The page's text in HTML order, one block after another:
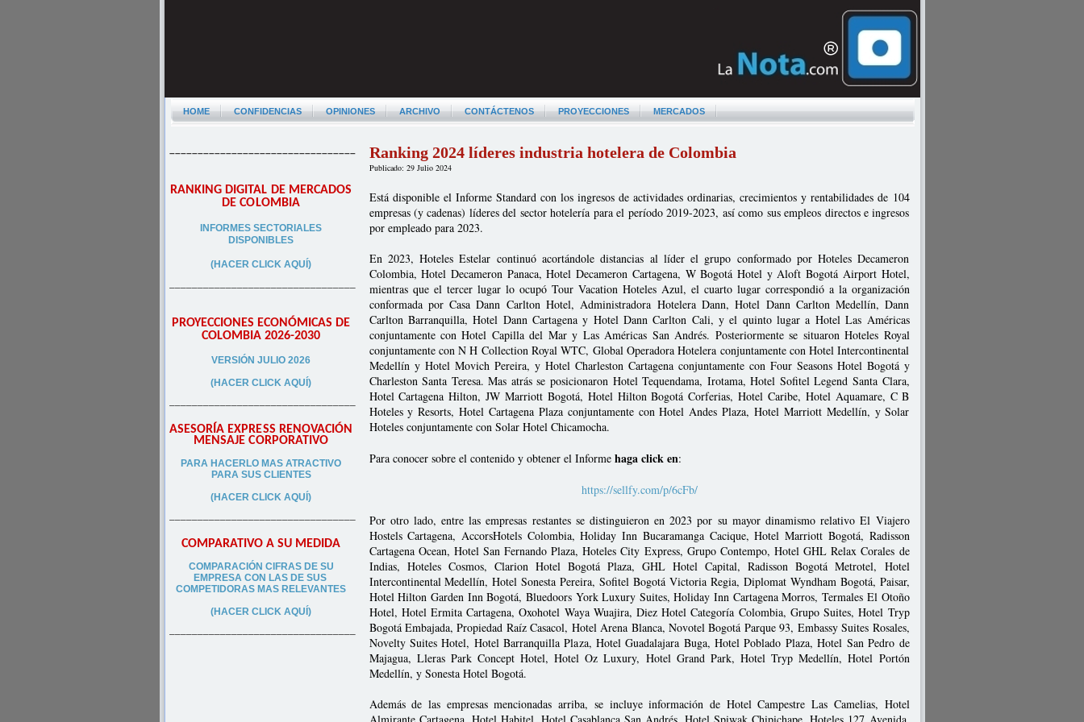
HOME CONFIDENCIAS OPINIONES ARCHIVO CONTÁCTENOS PROYECCIONES MERCADOS
–––––––––––––––––––––––––––––––––
RANKING DIGITAL DE MERCADOS
DE COLOMBIA
INFORMES SECTORIALES
DISPONIBLES
(HACER CLICK AQUÍ)
–––––––––––––––––––––––––––––––––
PROYECCIONES ECONÓMICAS DE
COLOMBIA 2026-2030
VERSIÓN JULIO 2026
(HACER CLICK AQUÍ)
–––––––––––––––––––––––––––––––––
ASESORÍA EXPRESS RENOVACIÓN
MENSAJE CORPORATIVO
PARA HACERLO MAS ATRACTIVO
PARA SUS CLIENTES
(HACER CLICK AQUÍ)
–––––––––––––––––––––––––––––––––
COMPARATIVO A SU MEDIDA
COMPARACIÓN CIFRAS DE SU
EMPRESA CON LAS DE SUS
COMPETIDORAS MAS RELEVANTES
(HACER CLICK AQUÍ)
–––––––––––––––––––––––––––––––––
Ranking 2024 líderes industria hotelera de Colombia
Publicado: 29 Julio 2024
Está disponible el Informe Standard con los ingresos de actividades ordinarias, crecimientos y rentabilidades de 104
empresas (y cadenas) líderes del sector hotelería para el período 2019-2023, así como sus empleos directos e ingresos
por empleado para 2023.
En 2023, Hoteles Estelar continuó acortándole distancias al líder el grupo conformado por Hoteles Decameron
Colombia, Hotel Decameron Panaca, Hotel Decameron Cartagena, W Bogotá Hotel y Aloft Bogotá Airport Hotel,
mientras que el tercer lugar lo ocupó Tour Vacation Hoteles Azul, el cuarto lugar correspondió a la organización
conformada por Casa Dann Carlton Hotel, Administradora Hotelera Dann, Hotel Dann Carlton Medellín, Dann
Carlton Barranquilla, Hotel Dann Cartagena y Hotel Dann Carlton Cali, y el quinto lugar a Hotel Las Américas
conjuntamente con Hotel Capilla del Mar y Las Américas San Andrés. Posteriormente se situaron Hoteles Royal
conjuntamente con N H Collection Royal WTC, Global Operadora Hotelera conjuntamente con Hotel Intercontinental
Medellín y Hotel Movich Pereira, y Hotel Charleston Cartagena conjuntamente con Four Seasons Hotel Bogotá y
Charleston Santa Teresa. Mas atrás se posicionaron Hotel Tequendama, Irotama, Hotel Sofitel Legend Santa Clara,
Hotel Cartagena Hilton, JW Marriott Bogotá, Hotel Hilton Bogotá Corferias, Hotel Caribe, Hotel Aquamare, C B
Hoteles y Resorts, Hotel Cartagena Plaza conjuntamente con Hotel Andes Plaza, Hotel Marriott Medellín, y Solar
Hoteles conjuntamente con Solar Hotel Chicamocha.
Para conocer sobre el contenido y obtener el Informe haga click en:
https://sellfy.com/p/6cFb/
Por otro lado, entre las empresas restantes se distinguieron en 2023 por su mayor dinamismo relativo El Viajero
Hostels Cartagena, AccorsHotels Colombia, Holiday Inn Bucaramanga Cacique, Hotel Marriott Bogotá, Radisson
Cartagena Ocean, Hotel San Fernando Plaza, Hoteles City Express, Grupo Contempo, Hotel GHL Relax Corales de
Indias, Hoteles Cosmos, Clarion Hotel Bogotá Plaza, GHL Hotel Capital, Radisson Bogotá Metrotel, Hotel
Intercontinental Medellín, Hotel Sonesta Pereira, Sofitel Bogotá Victoria Regia, Diplomat Wyndham Bogotá, Paisar,
Hotel Hilton Garden Inn Bogotá, Bluedoors York Luxury Suites, Holiday Inn Cartagena Morros, Termales El Otoño
Hotel, Hotel Ermita Cartagena, Oxohotel Waya Wuajira, Diez Hotel Categoría Colombia, Grupo Suites, Hotel Tryp
Bogotá Embajada, Propiedad Raíz Casacol, Hotel Arena Blanca, Novotel Bogotá Parque 93, Embassy Suites Rosales,
Novelty Suites Hotel, Hotel Barranquilla Plaza, Hotel Guadalajara Buga, Hotel Poblado Plaza, Hotel San Pedro de
Majagua, Lleras Park Concept Hotel, Hotel Oz Luxury, Hotel Grand Park, Hotel Tryp Medellín, Hotel Portón
Medellín, y Sonesta Hotel Bogotá.
Además de las empresas mencionadas arriba, se incluye información de Hotel Campestre Las Camelias, Hotel